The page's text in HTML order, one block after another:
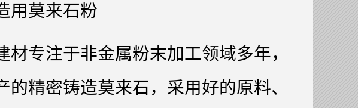
用莫来石粉
材专注于非金属粉末加工领域多年，
的精密铸造莫来石，采用好的原料、